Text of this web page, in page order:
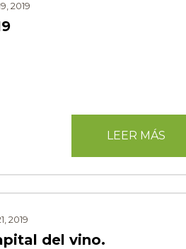
2019
LEER MÁS
2019
del vino.